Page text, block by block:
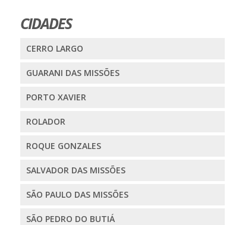
CIDADES
CERRO LARGO
GUARANI DAS MISSÕES
PORTO XAVIER
ROLADOR
ROQUE GONZALES
SALVADOR DAS MISSÕES
SÃO PAULO DAS MISSÕES
SÃO PEDRO DO BUTIÁ